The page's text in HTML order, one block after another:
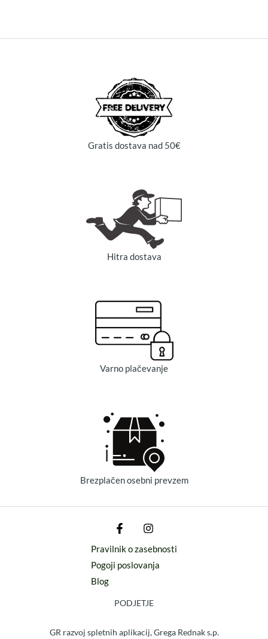
Gratis dostava nad 50€
Hitra dostava
Varno plačevanje
Brezplačen osebni prevzem
Pravilnik o zasebnosti
Pogoji poslovanja
Blog
PODJETJE
GR razvoj spletnih aplikacij, Grega Rednak s.p.